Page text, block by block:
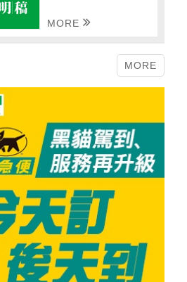
MORE
MORE